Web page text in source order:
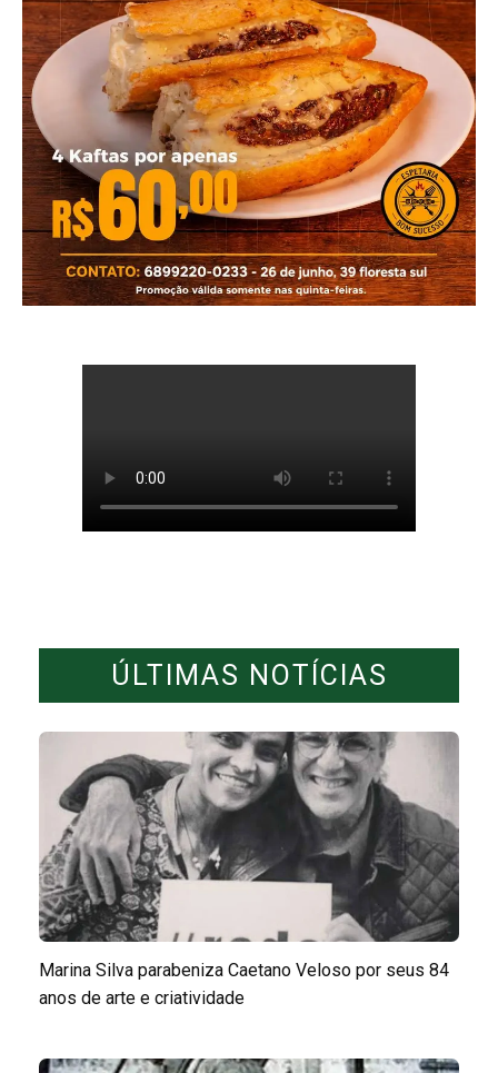
ÚLTIMAS NOTÍCIAS
Marina Silva parabeniza Caetano Veloso por seus 84
anos de arte e criatividade